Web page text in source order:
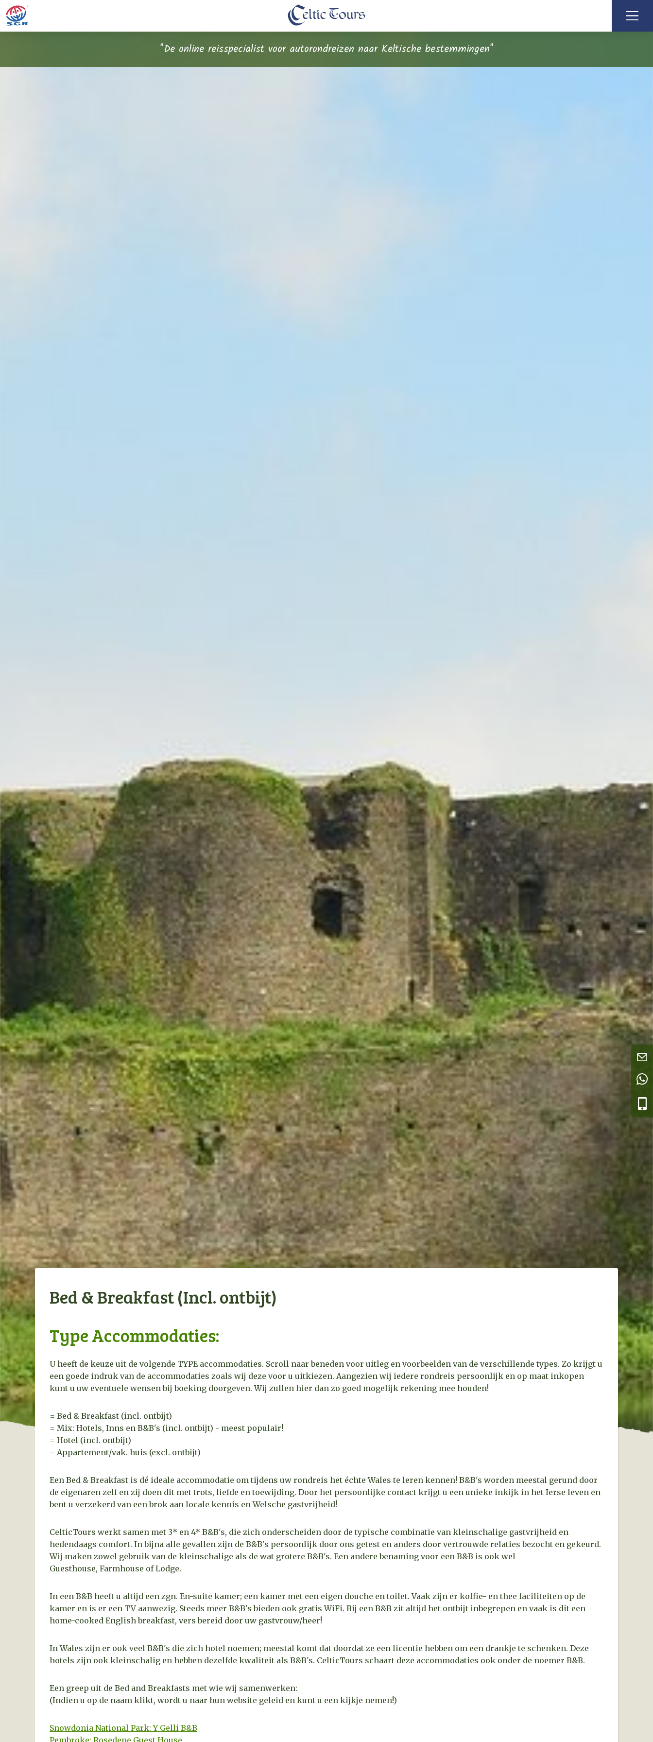
"De online reisspecialist voor autorondreizen naar Keltische bestemmingen"
Bed & Breakfast (Incl. ontbijt)
Type Accommodaties:
U heeft de keuze uit de volgende TYPE accommodaties. Scroll naar beneden voor uitleg en voorbeelden van de verschillende types. Zo krijgt u
een goede indruk van de accommodaties zoals wij deze voor u uitkiezen. Aangezien wij iedere rondreis persoonlijk en op maat inkopen
kunt u uw eventuele wensen bij boeking doorgeven. Wij zullen hier dan zo goed mogelijk rekening mee houden!
= Bed & Breakfast (incl. ontbijt)
= Mix: Hotels, Inns en B&B's (incl. ontbijt) - meest populair!
= Hotel (incl. ontbijt)
= Appartement/vak. huis (excl. ontbijt)
Een Bed & Breakfast is dé ideale accommodatie om tijdens uw rondreis het échte Wales te leren kennen! B&B's worden meestal gerund door
de eigenaren zelf en zij doen dit met trots, liefde en toewijding. Door het persoonlijke contact krijgt u een unieke inkijk in het Ierse leven en
bent u verzekerd van een brok aan locale kennis en Welsche gastvrijheid!
CelticTours werkt samen met 3* en 4* B&B's, die zich onderscheiden door de typische combinatie van kleinschalige gastvrijheid en
hedendaags comfort. In bijna alle gevallen zijn de B&B's persoonlijk door ons getest en anders door vertrouwde relaties bezocht en gekeurd.
Wij maken zowel gebruik van de kleinschalige als de wat grotere B&B's. Een andere benaming voor een B&B is ook wel
Guesthouse, Farmhouse of Lodge.
In een B&B heeft u altijd een zgn. En-suite kamer; een kamer met een eigen douche en toilet. Vaak zijn er koffie- en thee faciliteiten op de
kamer en is er een TV aanwezig. Steeds meer B&B's bieden ook gratis WiFi. Bij een B&B zit altijd het ontbijt inbegrepen en vaak is dit een
home-cooked English breakfast, vers bereid door uw gastvrouw/heer!
In Wales zijn er ook veel B&B's die zich hotel noemen; meestal komt dat doordat ze een licentie hebben om een drankje te schenken. Deze
hotels zijn ook kleinschalig en hebben dezelfde kwaliteit als B&B's. CelticTours schaart deze accommodaties ook onder de noemer B&B.
Een greep uit de Bed and Breakfasts met wie wij samenwerken:
(Indien u op de naam klikt, wordt u naar hun website geleid en kunt u een kijkje nemen!)
Snowdonia National Park: Y Gelli B&B